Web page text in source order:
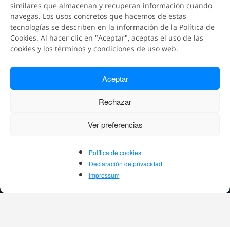
similares que almacenan y recuperan información cuando
navegas. Los usos concretos que hacemos de estas
tecnologías se describen en la información de la Política de
Cookies. Al hacer clic en "Aceptar", aceptas el uso de las
cookies y los términos y condiciones de uso web.
Aceptar
Rechazar
Ver preferencias
Política de cookies
Declaración de privacidad
Impressum
© elBullifoundation, 2026